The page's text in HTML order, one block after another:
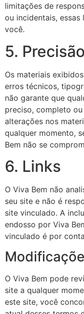
limitações de
ou incidentais,
você.
5.
Os materiais
erros técnicos,
não garante que
preciso, completo
alterações nos
qualquer momento,
Bem não se
6. Links
O Viva Bem não
seu site e não é
site vinculado. A
endosso por Viva
vinculado é por
O Viva Bem pode
site a qualquer
este site, você